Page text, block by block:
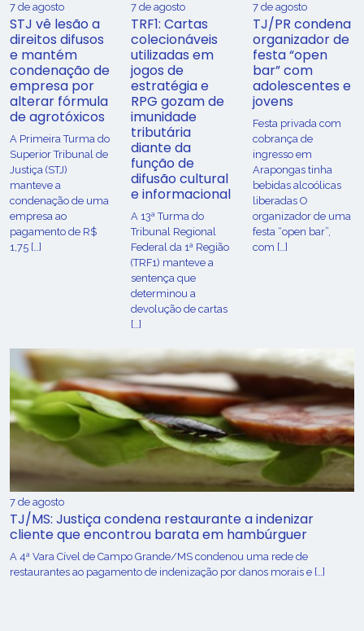
7 de agosto
STJ vê lesão a
direitos difusos
e mantém
condenação de
empresa por
alterar fórmula
de agrotóxicos
​A Primeira Turma do
Superior Tribunal de
Justiça (STJ)
manteve a
condenação de uma
empresa ao
pagamento de R$
1,75 […]
7 de agosto
TRF1: Cartas
colecionáveis
utilizadas em
jogos de
estratégia e
RPG gozam de
imunidade
tributária
diante da
função de
difusão cultural
e informacional
A 13ª Turma do
Tribunal Regional
Federal da 1ª Região
(TRF1) manteve a
sentença que
determinou a
devolução de cartas
[…]
7 de agosto
TJ/PR condena
organizador de
festa “open
bar” com
adolescentes e
jovens
Festa privada com
cobrança de
ingresso em
Arapongas tinha
bebidas alcoólicas
liberadas O
organizador de uma
festa “open bar”,
com […]
7 de agosto
TJ/MS: Justiça condena restaurante a indenizar
cliente que encontrou barata em hambúrguer
A 4ª Vara Cível de Campo Grande/MS condenou uma rede de
restaurantes ao pagamento de indenização por danos morais e […]